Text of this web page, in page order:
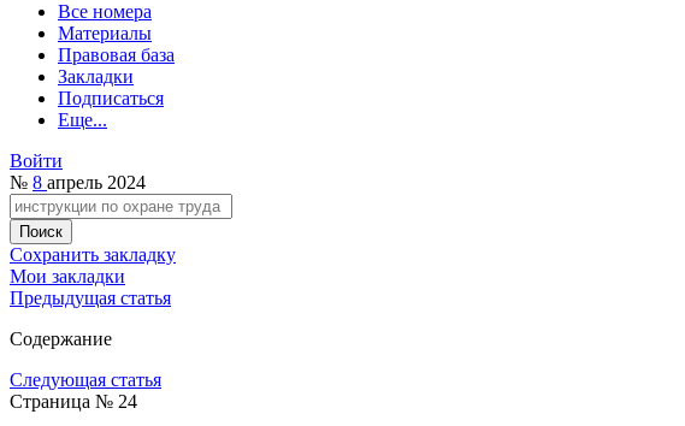
Все номера
Материалы
Правовая база
Закладки
Подписаться
Еще...
Войти
№ 8 апрель 2024
Сохранить закладку
Мои закладки
Предыдущая статья
Содержание
Следующая статья
Страница № 24